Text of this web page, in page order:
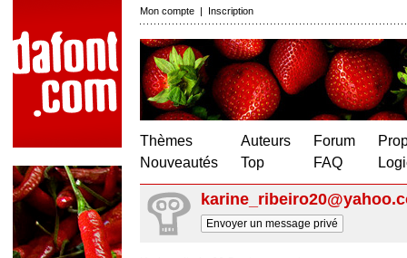
Mon compte | Inscription
Thèmes
Nouveautés
Auteurs
Top
Forum
FAQ
Envoyer un message privé